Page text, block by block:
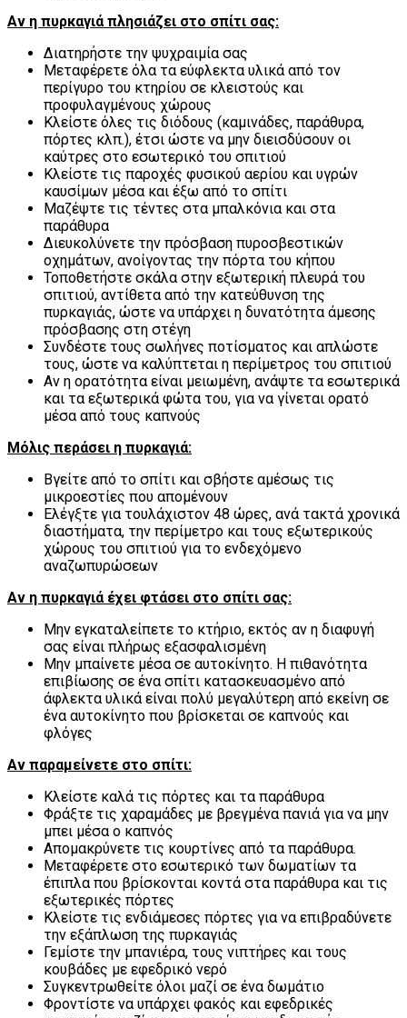
Αν η πυρκαγιά πλησιάζει στο σπίτι σας:
Διατηρήστε την ψυχραιμία σας
Μεταφέρετε όλα τα εύφλεκτα υλικά από τον
περίγυρο του κτηρίου σε κλειστούς και
προφυλαγμένους χώρους
Κλείστε όλες τις διόδους (καμινάδες, παράθυρα,
πόρτες κλπ.), έτσι ώστε να μην διεισδύσουν οι
καύτρες στο εσωτερικό του σπιτιού
Κλείστε τις παροχές φυσικού αερίου και υγρών
καυσίμων μέσα και έξω από το σπίτι
Μαζέψτε τις τέντες στα μπαλκόνια και στα
παράθυρα
Διευκολύνετε την πρόσβαση πυροσβεστικών
οχημάτων, ανοίγοντας την πόρτα του κήπου
Τοποθετήστε σκάλα στην εξωτερική πλευρά του
σπιτιού, αντίθετα από την κατεύθυνση της
πυρκαγιάς, ώστε να υπάρχει η δυνατότητα άμεσης
πρόσβασης στη στέγη
Συνδέστε τους σωλήνες ποτίσματος και απλώστε
τους, ώστε να καλύπτεται η περίμετρος του σπιτιού
Αν η ορατότητα είναι μειωμένη, ανάψτε τα εσωτερικά
και τα εξωτερικά φώτα του, για να γίνεται ορατό
μέσα από τους καπνούς
Μόλις περάσει η πυρκαγιά:
Βγείτε από το σπίτι και σβήστε αμέσως τις
μικροεστίες που απομένουν
Ελέγξτε για τουλάχιστον 48 ώρες, ανά τακτά χρονικά
διαστήματα, την περίμετρο και τους εξωτερικούς
χώρους του σπιτιού για το ενδεχόμενο
αναζωπυρώσεων
Αν η πυρκαγιά έχει φτάσει στο σπίτι σας:
Μην εγκαταλείπετε το κτήριο, εκτός αν η διαφυγή
σας είναι πλήρως εξασφαλισμένη
Μην μπαίνετε μέσα σε αυτοκίνητο. Η πιθανότητα
επιβίωσης σε ένα σπίτι κατασκευασμένο από
άφλεκτα υλικά είναι πολύ μεγαλύτερη από εκείνη σε
ένα αυτοκίνητο που βρίσκεται σε καπνούς και
φλόγες
Αν παραμείνετε στο σπίτι:
Κλείστε καλά τις πόρτες και τα παράθυρα
Φράξτε τις χαραμάδες με βρεγμένα πανιά για να μην
μπει μέσα ο καπνός
Απομακρύνετε τις κουρτίνες από τα παράθυρα.
Μεταφέρετε στο εσωτερικό των δωματίων τα
έπιπλα που βρίσκονται κοντά στα παράθυρα και τις
εξωτερικές πόρτες
Κλείστε τις ενδιάμεσες πόρτες για να επιβραδύνετε
την εξάπλωση της πυρκαγιάς
Γεμίστε την μπανιέρα, τους νιπτήρες και τους
κουβάδες με εφεδρικό νερό
Συγκεντρωθείτε όλοι μαζί σε ένα δωμάτιο
Φροντίστε να υπάρχει φακός και εφεδρικές